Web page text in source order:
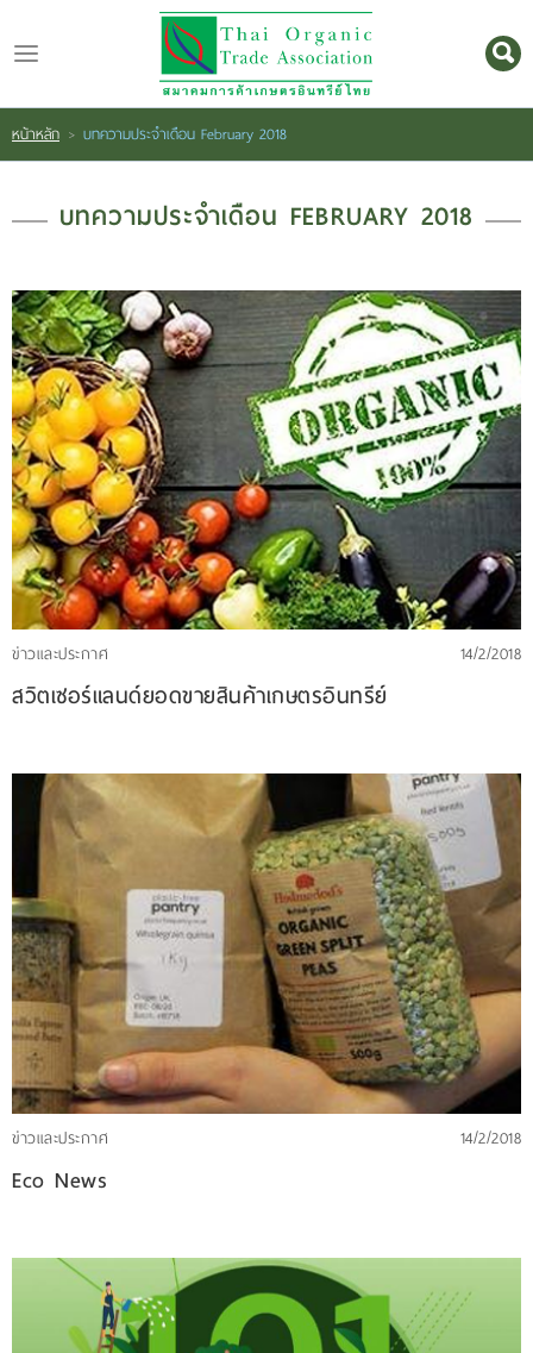
Login
หน้า
หลัก
เกี่ยว
กับ
เรา
สินค้า
สมาชิก
ข่าวสาร
และ
กิจกรรม
เรา
หน้าหลัก > บทความประจำเดือน February 2018
บทความประจำเดือน FEBRUARY 2018
ข่าวและประกาศ 14/2/2018
สวิตเซอร์แลนด์ยอดขายสินค้าเกษตรอินทรีย์
ข่าวและประกาศ 14/2/2018
Eco News